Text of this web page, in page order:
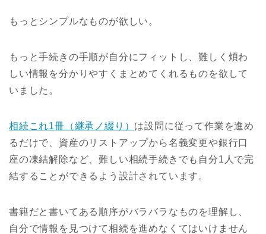
もっとシンプルなものが欲しい。
もっと手続きの手順が自分にフィットし、難しく煩わ
しい情報を分かりやすくまとめてくれるものを欲して
いました。
相続これ1冊（継承ノ綴り） は設問に従って作業を進め
るだけで、資産のリストアップから名義変更や銀行口
座の凍結解除など、難しい相続手続きでも自分1人で完
結することができるよう設計されています。
書籍だと書いてある順序がバラバラなものを理解し、
自分で情報を見つけて相続を進めなくてはいけません